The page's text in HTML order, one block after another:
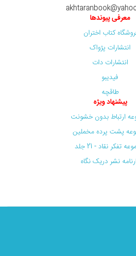
معرفی پیوندها
کتاب اختران
انتشارات پژواک
انتشارات دات
فیدیبو
طاقچه
پیشنهاد ویژه
ارتباط بدون خشونت
پشت پرده مخملین
تفکر نقاد - 21 جلد
نشر دریک نگاه